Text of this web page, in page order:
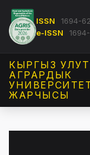
ISSN
1694-
e-ISSN
КЫРГЫЗ
АГРАРДЫК
ЖАРЧЫСЫ